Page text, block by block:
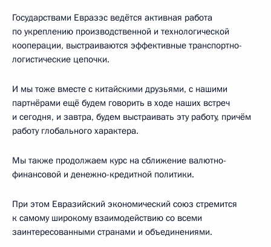
Государствами Евразэс ведётся активная работа
по укреплению производственной и технологической
кооперации, выстраиваются эффективные транспортно-
логистические цепочки.
И мы тоже вместе с китайскими друзьями, с нашими
партнёрами ещё будем говорить в ходе наших встреч
и сегодня, и завтра, будем выстраивать эту работу, причём
работу глобального характера.
Мы также продолжаем курс на сближение валютно-
финансовой и денежно-кредитной политики.
При этом Евразийский экономический союз стремится
к самому широкому взаимодействию со всеми
заинтересованными странами и объединениями.